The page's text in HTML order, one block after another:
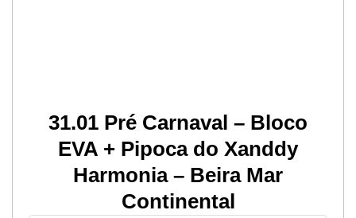
31.01 Pré Carnaval – Bloco
EVA + Pipoca do Xanddy
Harmonia – Beira Mar
Continental